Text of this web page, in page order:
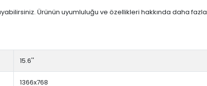
Ürünün uyumluluğu ve özellikleri hakkında daha
15.6''
1366x768